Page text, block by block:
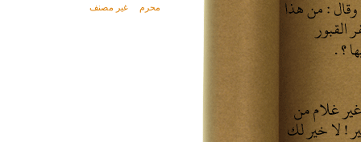
محرم
غير مصنف